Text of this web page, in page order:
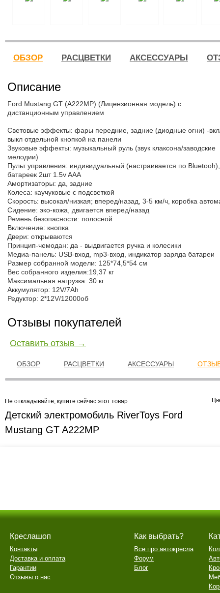
ОБЗОР РАСЦВЕТКИ АКСЕССУАРЫ
Описание
Ford Mustang GT (A222MP) (Лицензионная модель) с
дистанционным управлением
Световые эффекты: фары передние, задние (диодные огни) -
выкл отдельной кнопкой на панели
Звуковые эффекты: музыкальный руль (звук клаксона/заводские
мелодии)
Пульт управления: индивидуальный (настраивается по
батареек 2шт 1.5v AAA
Амортизаторы: да, задние
Колеса: каучуковые с подсветкой
Скорость: высокая/низкая; вперед/назад, 3-5 км/ч, коробка
Сидение: эко-кожа, двигается вперед/назад
Ремень безопасности: полосной
Включение: кнопка
Двери: открываются
Принцип-чемодан: да - выдвигается ручка и колесики
Медиа-панель: USB-вход, mp3-вход, индикатор заряда батареи
Размер собранной модели: 125*74,5*54 см
Вес собранного изделия:19,37 кг
Максимальная нагрузка: 30 кг
Аккумулятор: 12V/7Ah
Редуктор: 2*12V/12000об
Отзывы покупателей
Оставить отзыв →
ОБЗОР РАСЦВЕТКИ АКСЕССУАРЫ
Не откладывайте, купите сейчас этот товар
Детский электромобиль RiverToys Ford
Mustang GT A222MP
Креслашоп
Контакты
Доставка и оплата
Гарантии
Отзывы о нас
Как выбрать?
Все про автокресла
Форум
Блог